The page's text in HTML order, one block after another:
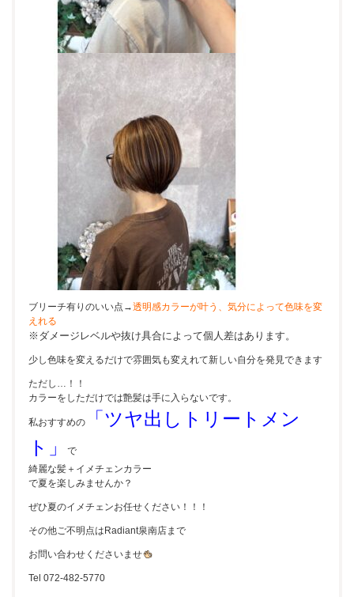
ブリーチ有りのいい点→透明感カラーが叶う、気分によって色味を変
えれる
※ダメージレベルや抜け具合によって個人差はあります。
少し色味を変えるだけで雰囲気も変えれて新しい自分を発見できます
ただし…！！
カラーをしただけでは艶髪は手に入らないです。
私おすすめの
「ツヤ出しトリートメン
ト」で
綺麗な髪＋イメチェンカラー
で夏を楽しみませんか？
ぜひ夏のイメチェンお任せください！！！
その他ご不明点はRadiant泉南店まで
お問い合わせくださいませ
Tel 072-482-5770